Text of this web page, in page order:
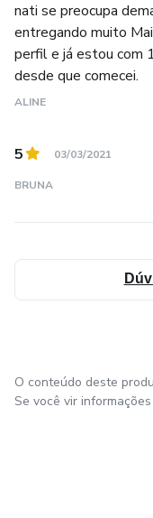
nati se preocupa
entregando muito
perfil e já estou com
desde que comecei.
ALINE
5 03/03/2021
BRUNA
O conteúdo deste
Se você vir